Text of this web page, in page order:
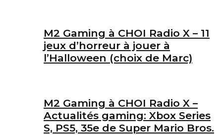
M2 Gaming à CHOI Radio X – 11
jeux d’horreur à jouer à
l’Halloween (choix de Marc)
M2 Gaming à CHOI Radio X –
Actualités gaming: Xbox Series
S, PS5, 35e de Super Mario Bros.